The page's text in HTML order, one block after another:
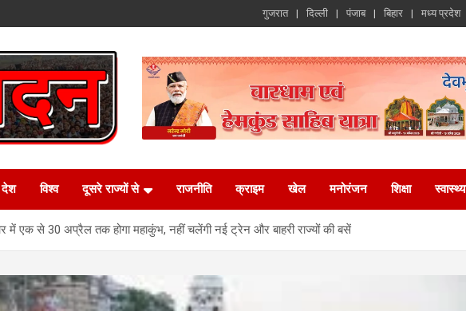
गुजरात दिल्ली पंजाब बिहार मध्य प्रदेश
देश विश्व दूसरे राज्यों से राजनीति क्राइम खेल मनोरंजन शिक्षा स्वास्थ्य
में एक से 30 अप्रैल तक होगा महाकुंभ, नहीं चलेंगी नई ट्रेन और बाहरी राज्यों की बसें